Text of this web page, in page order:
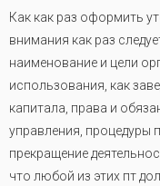
Как как раз оформить
внимания как раз
наименование и цели
использования, как
капитала, права и
управления, процедуры
прекращение
что любой из этих пт